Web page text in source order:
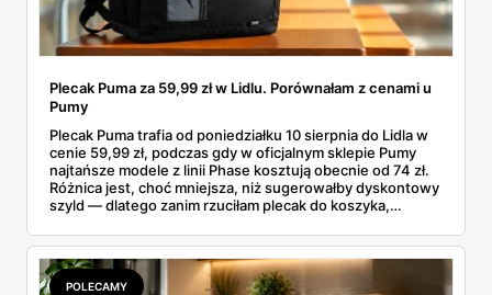
Plecak Puma za 59,99 zł w Lidlu. Porównałam z cenami u
Pumy
Plecak Puma trafia od poniedziałku 10 sierpnia do Lidla w
cenie 59,99 zł, podczas gdy w oficjalnym sklepie Pumy
najtańsze modele z linii Phase kosztują obecnie od 74 zł.
Różnica jest, choć mniejsza, niż sugerowałby dyskontowy
szyld — dlatego zanim rzuciłam plecak do koszyka,
rozpiska: co dokładnie sprzedaje Lidl, ile kosztują
odpowiedniki u producenta i komu ten zakup naprawdę
się opłaci.
POLECAMY